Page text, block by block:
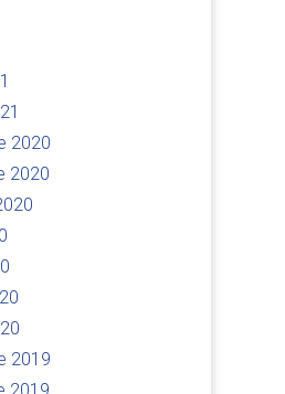
2020
2020
2019